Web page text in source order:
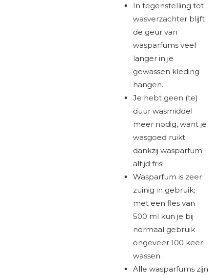
In tegenstelling tot
wasverzachter blijft
de geur van
wasparfums veel
langer in je
gewassen kleding
hangen.
Je hebt geen (te)
duur wasmiddel
meer nodig, want je
wasgoed ruikt
dankzij wasparfum
altijd fris!
Wasparfum is zeer
zuinig in gebruik;
met een fles van
500 ml kun je bij
normaal gebruik
ongeveer 100 keer
wassen.
Alle wasparfums zijn